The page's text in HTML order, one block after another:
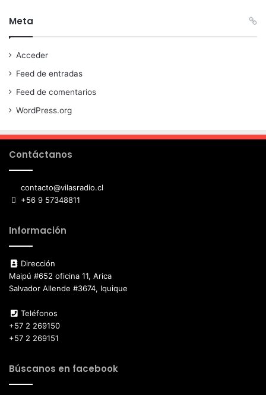
Meta
Acceder
Feed de entradas
Feed de comentarios
WordPress.org
Contáctanos
contacto@vilasradio.cl
+56 9 57348811
Información
Dirección
Maipú #652 oficina 11, Arica
Salvador Allende #3674, Iquique
Teléfonos
+57 2 269150
+57 2 269151
Búscanos en facebook